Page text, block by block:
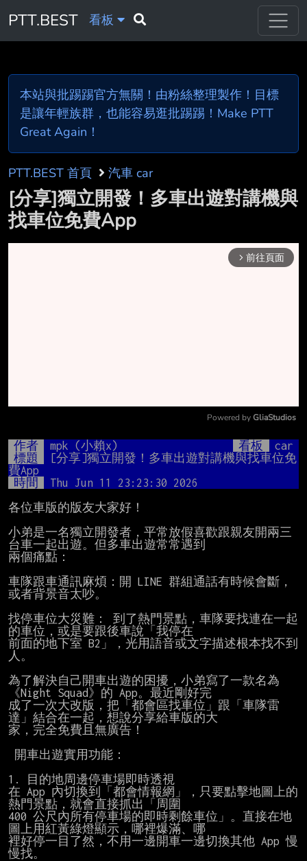
PTT.BEST 看板
本站與批踢踢官方無關！由粉絲整理製作！目標
是讓年輕族群，也能容易逛批踢踢！Make PTT
Great Again！
PTT.BEST 首頁 汽車 car
[分享]獨立開發！多車出遊對講機與
找車位免費App
arrow_forward_ios 前往頁面
Mute
Powered by GliaStudios
作者 mpk (小賴x) 看板
car
標題
[分享]獨立開發！多車出遊對講機與找車位免
費App
時間
Thu Jun 11 23:23:30 2026
各位車版的版友大家好！
小弟是一名獨立開發者，平常放假喜歡跟親友開兩三
台車一起出遊。但多車出遊常常遇到
兩個痛點：
車隊跟車通訊麻煩：開 LINE 群組通話有時候會斷，
或者背景音太吵。
找停車位大災難： 到了熱門景點，車隊要找連在一起
的車位，或是要跟後車說「我停在
前面的地下室 B2」，光用語音或文字描述根本找不到
人。
為了解決自己開車出遊的困擾，小弟寫了一款名為
《Night Squad》的 App。最近剛好完
成了一次大改版，把「都會區找車位」跟「車隊雷
達」結合在一起，想說分享給車版的大
家，完全免費且無廣告！
1. 目的地周邊停車場即時透視
在 App 內切換到「都會情報網」，只要點擊地圖上的
熱門景點，就會直接抓出「周圍
400 公尺內所有停車場的即時剩餘車位」。直接在地
圖上用紅黃綠燈顯示，哪裡爆滿、哪
裡好停一目了然，不用一邊開車一邊切換其他 App 慢
慢找。